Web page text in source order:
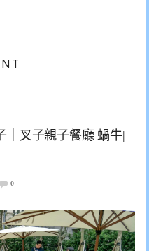
｜叉子親子餐廳 蝸牛|
0